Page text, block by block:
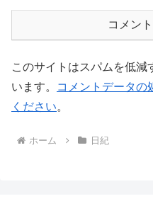
コメン
このサイトはスパムを低減
います。
コメントデータの
ください。
ホーム 日紀